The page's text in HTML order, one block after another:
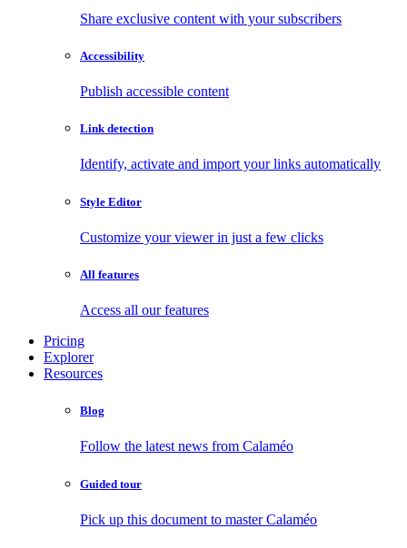
Share exclusive content with your subscribers
Accessibility
Publish accessible content
Link detection
Identify, activate and import your links automatically
Style Editor
Customize your viewer in just a few clicks
All features
Access all our features
Pricing
Explorer
Resources
Blog
Follow the latest news from Calaméo
Guided tour
Pick up this document to master Calaméo